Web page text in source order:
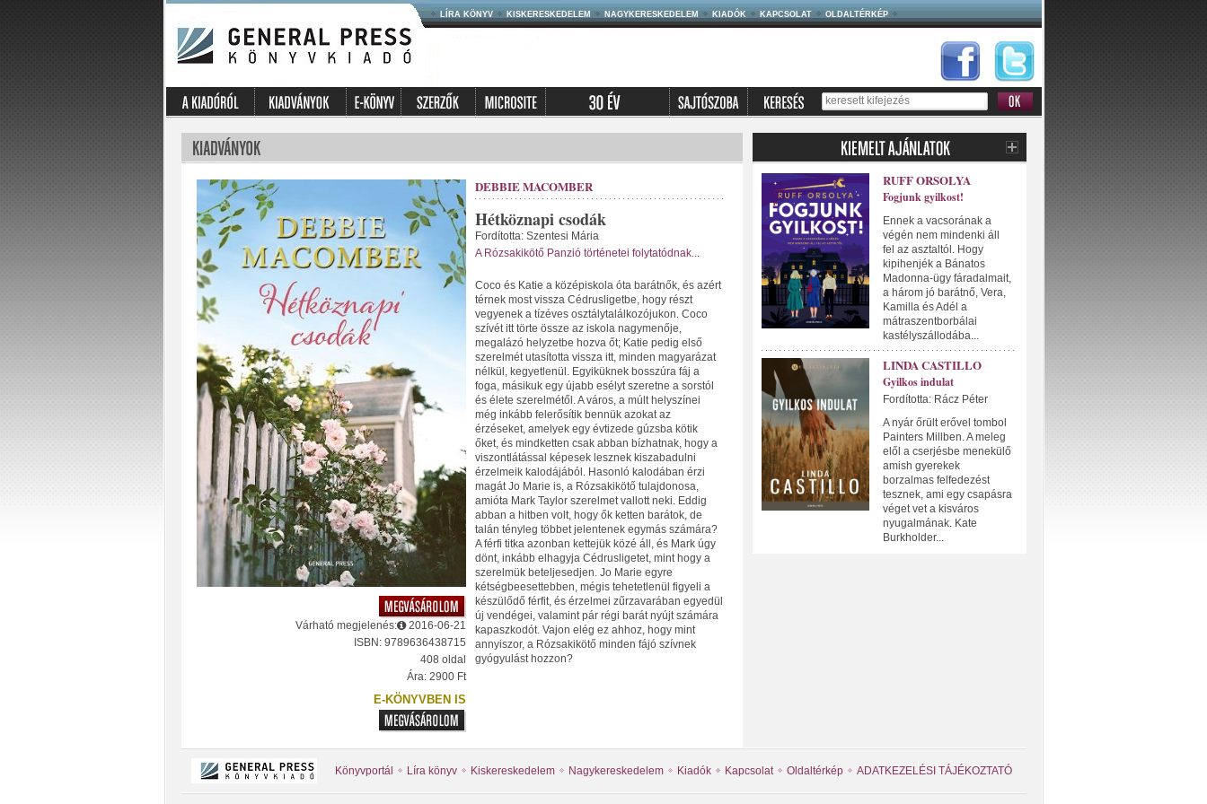
LÍRA KÖNYV KISKERESKEDELEM NAGYKERESKEDELEM KIADÓK KAPCSOLAT OLDALTÉRKÉP
Várható megjelenés:
2016-06-21
ISBN: 9789636438715
408 oldal
Ára: 2900 Ft
E-KÖNYVBEN IS
DEBBIE MACOMBER
Hétköznapi csodák
Fordította: Szentesi Mária
A Rózsakikötő Panzió történetei folytatódnak...
Coco és Katie a középiskola óta barátnők, és azért
térnek most vissza Cédrusligetbe, hogy részt
vegyenek a tízéves osztálytalálkozójukon. Coco
szívét itt törte össze az iskola nagymenője,
megalázó helyzetbe hozva őt; Katie pedig első
szerelmét utasította vissza itt, minden magyarázat
nélkül, kegyetlenül. Egyiküknek bosszúra fáj a
foga, másikuk egy újabb esélyt szeretne a sorstól
és élete szerelmétől. A város, a múlt helyszínei
még inkább felerősítik bennük azokat az
érzéseket, amelyek egy évtizede gúzsba kötik
őket, és mindketten csak abban bízhatnak, hogy a
viszontlátással képesek lesznek kiszabadulni
érzelmeik kalodájából. Hasonló kalodában érzi
magát Jo Marie is, a Rózsakikötő tulajdonosa,
amióta Mark Taylor szerelmet vallott neki. Eddig
abban a hitben volt, hogy ők ketten barátok, de
talán tényleg többet jelentenek egymás számára?
A férfi titka azonban kettejük közé áll, és Mark úgy
dönt, inkább elhagyja Cédrusligetet, mint hogy a
szerelmük beteljesedjen. Jo Marie egyre
kétségbeesettebben, mégis tehetetlenül figyeli a
készülődő férfit, és érzelmei zűrzavarában egyedül
új vendégei, valamint pár régi barát nyújt számára
kapaszkodót. Vajon elég ez ahhoz, hogy mint
annyiszor, a Rózsakikötő minden fájó szívnek
gyógyulást hozzon?
RUFF ORSOLYA
Fogjunk gyilkost!
Ennek a vacsorának a
végén nem mindenki áll
fel az asztaltól. Hogy
kipihenjék a Bánatos
Madonna-ügy fáradalmait,
a három jó barátnő, Vera,
Kamilla és Adél a
mátraszentborbálai
kastélyszállodába...
LINDA CASTILLO
Gyilkos indulat
Fordította: Rácz Péter
A nyár őrült erővel tombol
Painters Millben. A meleg
elől a cserjésbe menekülő
amish gyerekek
borzalmas felfedezést
tesznek, ami egy csapásra
véget vet a kisváros
nyugalmának. Kate
Burkholder...
Könyvportál Líra könyv Kiskereskedelem Nagykereskedelem Kiadók Kapcsolat Oldaltérkép ADATKEZELÉSI TÁJÉKOZTATÓ